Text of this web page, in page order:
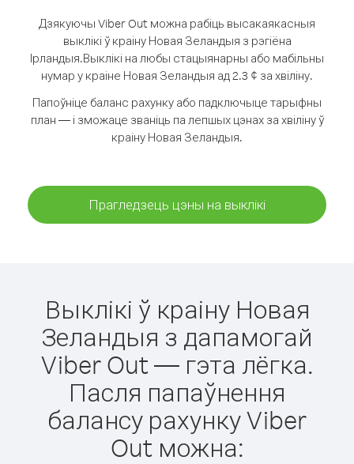
Дзякуючы Viber Out можна рабіць высакаякасныя
выклікі ў краіну Новая Зеландыя з рэгіёна
Ірландыя.Выклікі на любы стацыянарны або мабільны
нумар у краіне Новая Зеландыя ад 2.3 ¢ за хвіліну.
Папоўніце баланс рахунку або падключыце тарыфны
план — і зможаце званіць па лепшых цэнах за хвіліну ў
краіну Новая Зеландыя.
Прагледзець цэны на выклікі
Выклікі ў краіну Новая
Зеландыя з дапамогай
Viber Out — гэта лёгка.
Пасля папаўнення
балансу рахунку Viber
Out можна: